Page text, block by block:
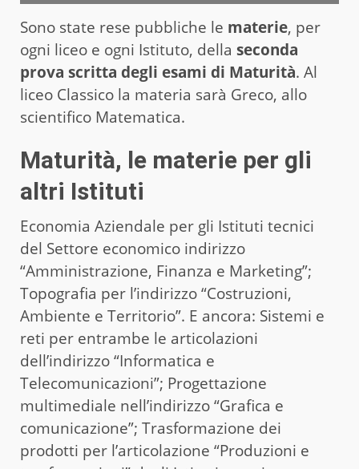
Sono state rese pubbliche le materie, per
ogni liceo e ogni Istituto, della seconda
prova scritta degli esami di Maturità. Al
liceo Classico la materia sarà Greco, allo
scientifico Matematica.
Maturità, le materie per gli
altri Istituti
Economia Aziendale per gli Istituti tecnici
del Settore economico indirizzo
“Amministrazione, Finanza e Marketing”;
Topografia per l’indirizzo “Costruzioni,
Ambiente e Territorio”. E ancora: Sistemi e
reti per entrambe le articolazioni
dell’indirizzo “Informatica e
Telecomunicazioni”; Progettazione
multimediale nell’indirizzo “Grafica e
comunicazione”; Trasformazione dei
prodotti per l’articolazione “Produzioni e